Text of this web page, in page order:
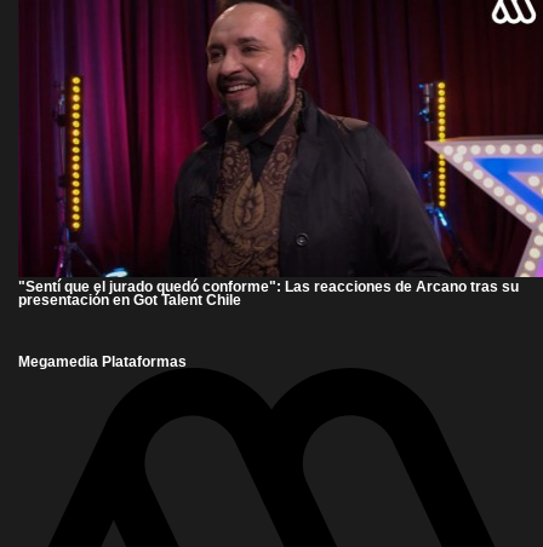
"Sentí que el jurado quedó conforme": Las reacciones de Arcano tras su
presentación en Got Talent Chile
Megamedia Plataformas